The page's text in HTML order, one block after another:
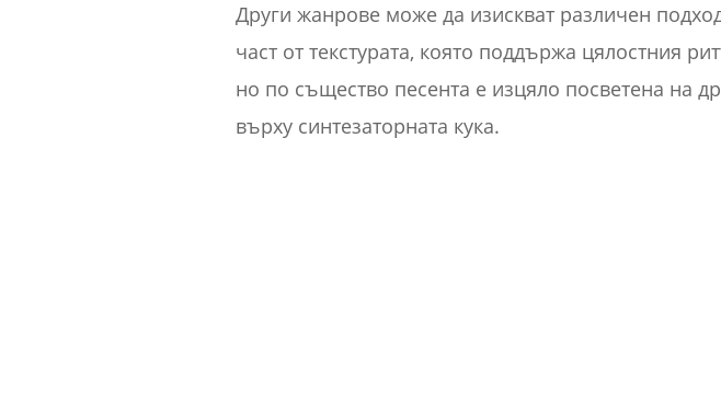
Други жанрове може да изискват различен
част от текстурата, която поддържа цялостния
но по същество песента е изцяло посветена на
върху синтезаторната кука.